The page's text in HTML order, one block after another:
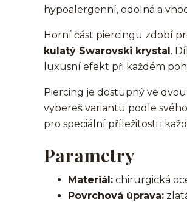
hypoalergenní, odolná a
Horní část piercingu zdobí
kulatý Swarovski krystal.
luxusní efekt při každém
Piercing je dostupný ve
vybereš variantu podle
pro speciální příležitosti i
Parametry
Materiál: chirurgická
Povrchová úprava: